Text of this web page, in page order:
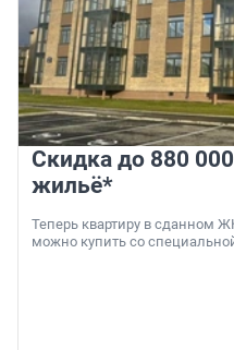
Скидка до 880
жильё*
Теперь квартиру в сданном
можно купить со